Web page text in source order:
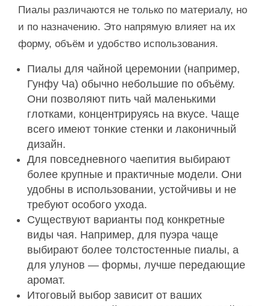
Пиалы различаются не только по материалу, но
и по назначению. Это напрямую влияет на их
форму, объём и удобство использования.
Пиалы для чайной церемонии (например,
Гунфу Ча) обычно небольшие по объёму.
Они позволяют пить чай маленькими
глотками, концентрируясь на вкусе. Чаще
всего имеют тонкие стенки и лаконичный
дизайн.
Для повседневного чаепития выбирают
более крупные и практичные модели. Они
удобны в использовании, устойчивы и не
требуют особого ухода.
Существуют варианты под конкретные
виды чая. Например, для пуэра чаще
выбирают более толстостенные пиалы, а
для улунов — формы, лучше передающие
аромат.
Итоговый выбор зависит от ваших